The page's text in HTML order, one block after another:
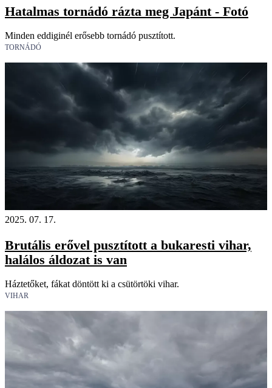
Hatalmas tornádó rázta meg Japánt - Fotó
Minden eddiginél erősebb tornádó pusztított.
TORNÁDÓ
2025. 07. 17.
Brutális erővel pusztított a bukaresti vihar,
halálos áldozat is van
Háztetőket, fákat döntött ki a csütörtöki vihar.
VIHAR